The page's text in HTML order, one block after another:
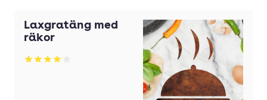
Laxgratäng med
räkor
Betyg: 4.13 av 5